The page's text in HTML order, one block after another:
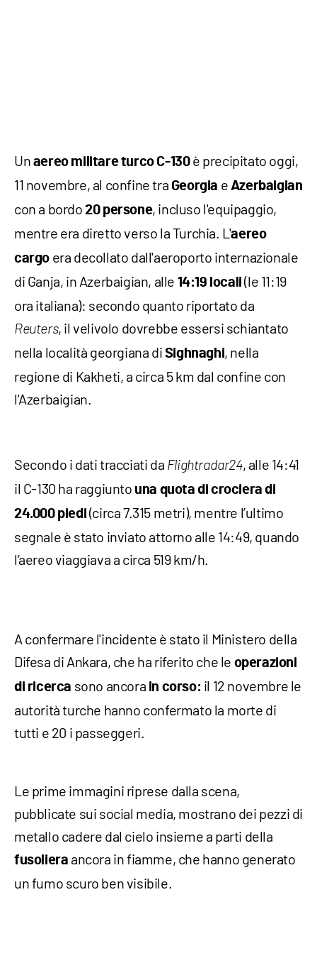
Un aereo militare turco C-130è precipitato oggi,
11 novembre, al confine tra Georgia e Azerbaigian
con a bordo20 persone, incluso l'equipaggio,
mentre era diretto verso la Turchia. L'aereo
cargo era decollato dall'aeroporto internazionale
di Ganja, in Azerbaigian, alle 14:19 locali (le 11:19
ora italiana): secondo quanto riportato da
Reuters, il velivolo dovrebbe essersi schiantato
nella località georgiana di Sighnaghi, nella
regione di Kakheti, a circa 5 km dal confine con
l'Azerbaigian.
Secondo i dati tracciati da Flightradar24, alle 14:41
il C-130 ha raggiunto una quota di crociera di
24.000 piedi (circa 7.315 metri), mentre l’ultimo
segnale è stato inviato attorno alle 14:49, quando
l’aereo viaggiava a circa 519 km/h.
A confermare l'incidente è stato il Ministero della
Difesa di Ankara, che ha riferito che le operazioni
di ricerca sono ancora in corso: il 12 novembre le
autorità turche hanno confermato la morte di
tutti e 20 i passeggeri.
Le prime immagini riprese dalla scena,
pubblicate sui social media, mostrano dei pezzi di
metallo cadere dal cielo insieme a parti della
fusoliera ancora in fiamme, che hanno generato
un fumo scuro ben visibile.